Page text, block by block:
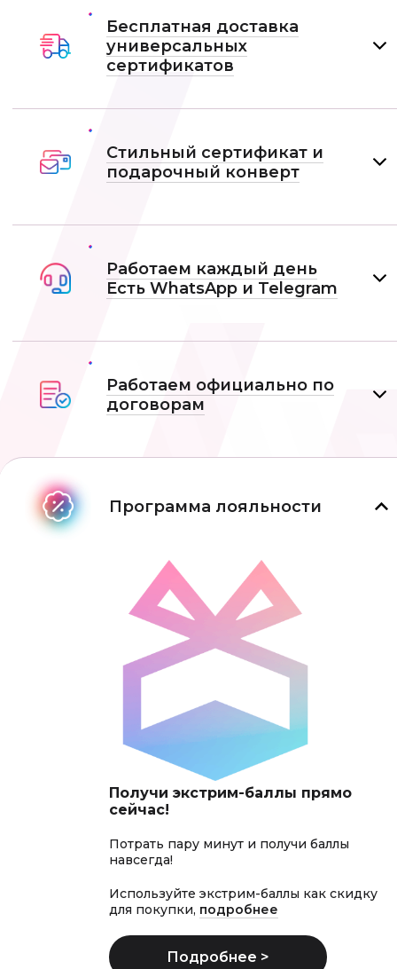
Бесплатная доставка
универсальных
сертификатов
Стильный сертификат и
подарочный конверт
Работаем каждый день
Есть WhatsApp и Telеgram
Работаем официально по
договорам
Программа лояльности
Получи экстрим-баллы прямо
сейчас!
Потрать пару минут и получи баллы
навсегда!
Используйте экстрим-баллы как скидку
для покупки, подробнее